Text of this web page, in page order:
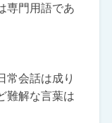
専門用語であ
会話は成り
難解な言葉は